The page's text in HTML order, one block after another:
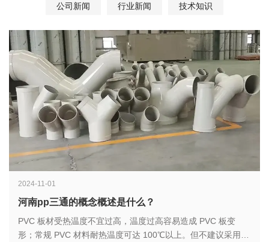
公司新闻 行业新闻 技术知识
2024-11-01
河南pp三通的概念概述是什么？
PVC 板材受热温度不宜过高，温度过高容易造成 PVC 板变
形；常规 PVC 材料耐热温度可达 100℃以上。但不建议采用